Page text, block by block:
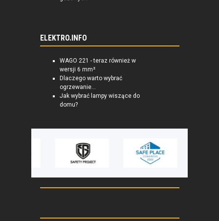
ELEKTRO.INFO
WAGO 221 - teraz również w
wersji 6 mm²
Dlaczego warto wybrać
ogrzewanie...
Jak wybrać lampy wiszące do
domu?